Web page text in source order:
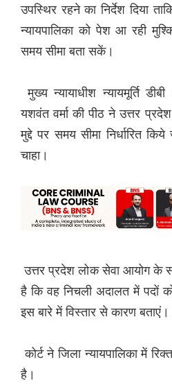
उपस्थिर रहने का निर्देश दिया
न्यायपालिका को पेश आ रही
समय सीमा बता सकें।
मुख्य न्यायाधीश न्यायमूर्ति
यशवंत वर्मा की पीठ ने उत्तर
मुद्दे पर समय सीमा निर्धारित
चाहा।
उत्तर प्रदेश लोक सेवा आयोग के
है कि वह निचली अदालत में पदों
इस बारे में विस्तार से कारण बताएं।
कोर्ट ने जिला न्यायपालिका में
है।